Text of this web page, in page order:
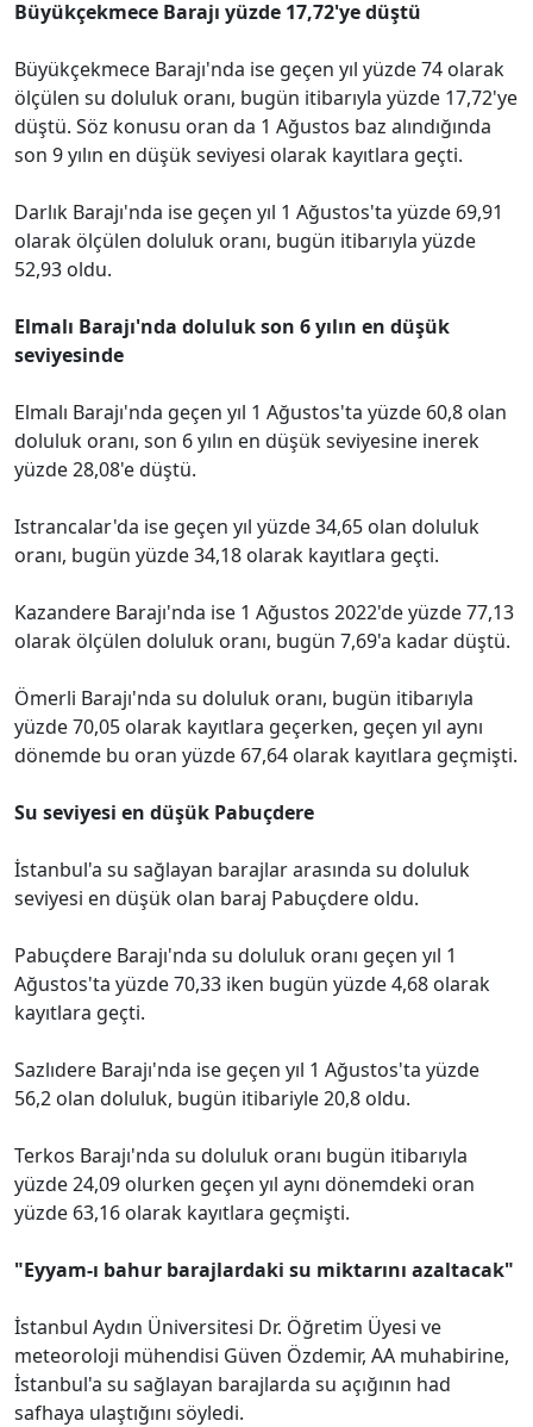
Büyükçekmece Barajı yüzde 17,72'ye düştü
Büyükçekmece Barajı'nda ise geçen yıl yüzde 74 olarak
ölçülen su doluluk oranı, bugün itibarıyla yüzde 17,72'ye
düştü. Söz konusu oran da 1 Ağustos baz alındığında
son 9 yılın en düşük seviyesi olarak kayıtlara geçti.
Darlık Barajı'nda ise geçen yıl 1 Ağustos'ta yüzde 69,91
olarak ölçülen doluluk oranı, bugün itibarıyla yüzde
52,93 oldu.
Elmalı Barajı'nda doluluk son 6 yılın en düşük
seviyesinde
Elmalı Barajı'nda geçen yıl 1 Ağustos'ta yüzde 60,8 olan
doluluk oranı, son 6 yılın en düşük seviyesine inerek
yüzde 28,08'e düştü.
Istrancalar'da ise geçen yıl yüzde 34,65 olan doluluk
oranı, bugün yüzde 34,18 olarak kayıtlara geçti.
Kazandere Barajı'nda ise 1 Ağustos 2022'de yüzde 77,13
olarak ölçülen doluluk oranı, bugün 7,69'a kadar düştü.
Ömerli Barajı'nda su doluluk oranı, bugün itibarıyla
yüzde 70,05 olarak kayıtlara geçerken, geçen yıl aynı
dönemde bu oran yüzde 67,64 olarak kayıtlara geçmişti.
Su seviyesi en düşük Pabuçdere
İstanbul'a su sağlayan barajlar arasında su doluluk
seviyesi en düşük olan baraj Pabuçdere oldu.
Pabuçdere Barajı'nda su doluluk oranı geçen yıl 1
Ağustos'ta yüzde 70,33 iken bugün yüzde 4,68 olarak
kayıtlara geçti.
Sazlıdere Barajı'nda ise geçen yıl 1 Ağustos'ta yüzde
56,2 olan doluluk, bugün itibariyle 20,8 oldu.
Terkos Barajı'nda su doluluk oranı bugün itibarıyla
yüzde 24,09 olurken geçen yıl aynı dönemdeki oran
yüzde 63,16 olarak kayıtlara geçmişti.
"Eyyam-ı bahur barajlardaki su miktarını azaltacak"
İstanbul Aydın Üniversitesi Dr. Öğretim Üyesi ve
meteoroloji mühendisi Güven Özdemir, AA muhabirine,
İstanbul'a su sağlayan barajlarda su açığının had
safhaya ulaştığını söyledi.